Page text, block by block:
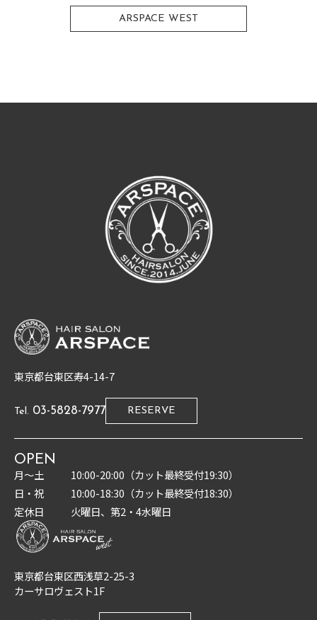
ARSPACE WEST
東京都台東区寿4-14-7
Tel. 03-5828-7977 RESERVE
OPEN
月〜土
10:00-20:00（カット最終受付19:30）
日・祝
10:00-18:30（カット最終受付18:30）
定休日
火曜日、第2・4水曜日
東京都台東区西浅草2-25-3
カーサロヴェスト1F